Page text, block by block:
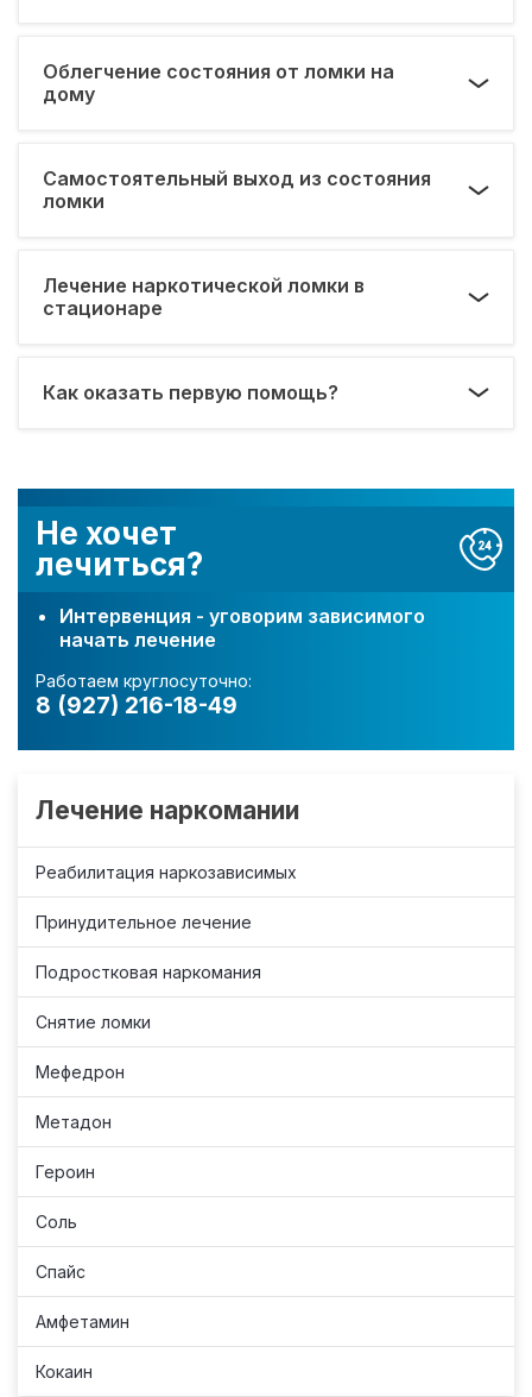
Не хочет
лечиться?
Интервенция - уговорим зависимого
начать лечение
Работаем круглосуточно:
8 (927) 216-18-49
Лечение наркомании
Реабилитация наркозависимых
Принудительное лечение
Подростковая наркомания
Снятие ломки
Мефедрон
Метадон
Героин
Соль
Спайс
Амфетамин
Кокаин
Облегчение состояния от ломки на
дому
Самостоятельный выход из состояния
ломки
Лечение наркотической ломки в
стационаре
Как оказать первую помощь?